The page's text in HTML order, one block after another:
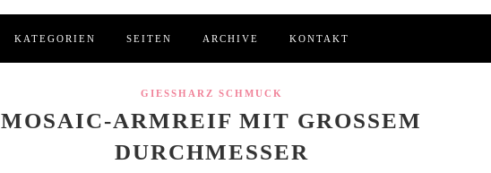
KATEGORIEN SEITEN ARCHIVE KONTAKT
GIESSHARZ SCHMUCK
MOSAIC-ARMREIF MIT GROSSEM D
URCHMESSER